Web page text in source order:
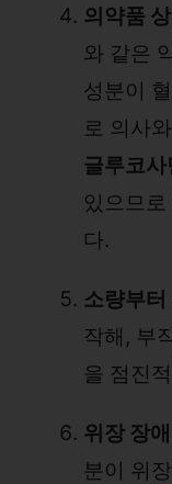
의약품
와 같은
성분이
로 의사
글루코사
있으므
다.
소량부터
작해, 부
을 점진
위장 장애
분이 위